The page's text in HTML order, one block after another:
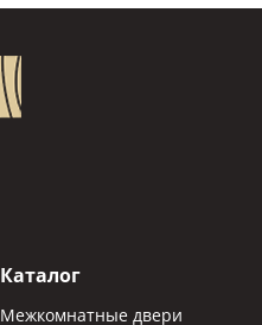
Каталог
Межкомнатные двери